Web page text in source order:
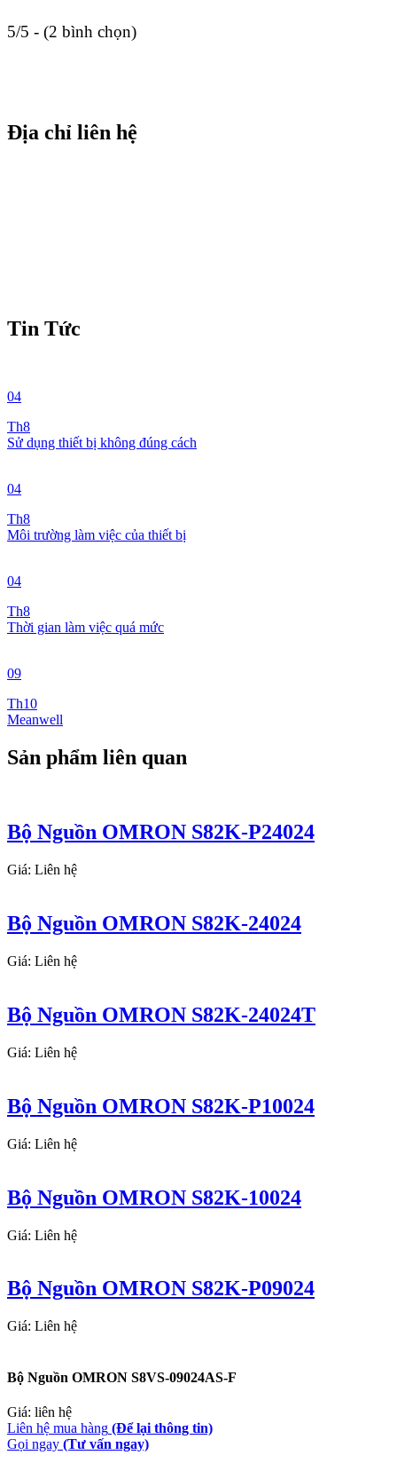
5/5 - (2 bình chọn)
Địa chỉ liên hệ
Tin Tức
04
Th8
Sử dụng thiết bị không đúng cách
04
Th8
Môi trường làm việc của thiết bị
04
Th8
Thời gian làm việc quá mức
09
Th10
Meanwell
Sản phẩm liên quan
Bộ Nguồn OMRON S82K-P24024
Giá: Liên hệ
Bộ Nguồn OMRON S82K-24024
Giá: Liên hệ
Bộ Nguồn OMRON S82K-24024T
Giá: Liên hệ
Bộ Nguồn OMRON S82K-P10024
Giá: Liên hệ
Bộ Nguồn OMRON S82K-10024
Giá: Liên hệ
Bộ Nguồn OMRON S82K-P09024
Giá: Liên hệ
Bộ Nguồn OMRON S8VS-09024AS-F
Giá: liên hệ
Liên hệ mua hàng (Để lại thông tin)
Gọi ngay (Tư vấn ngay)